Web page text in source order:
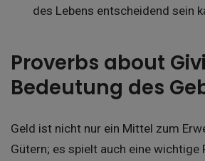
des Lebens entscheidend sein
Proverbs about
Bedeutung des
Geld ist nicht nur ein Mittel zum
Gütern; es spielt auch eine wichtige